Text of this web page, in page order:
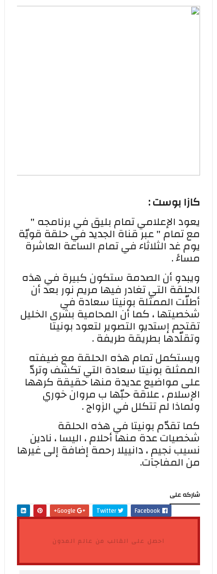
كازا بوست :
يعود الإعلامي تمام بليق في برنامجه "
مع تمام " عبر قناة الجديد في حلقة قويّة
يوم غد الثلاثاء في تمام الساعة العاشرة
مساءً .
ويبدو أن الصدمة ستكون كبيرة في هذه
الحلقة التي تغادر فيها مريم نور بعد أن
أطلّت الممثلة بونيتا سعادة في
شخصيتها ، كما أن المحامية بشرى الخليل
تقتحم إستديو التصوير لتعود بونيتا
وتقلّدها بطريقة طريفة .
ويستكمل تمام هذه الحلقة مع ضيفته
الممثلة بونيتا سعادة التي تكشف وتردّ
على مواضيع عديدة منها حقيقة كرهها
الإسلام ، علاقة حبّها ب مروان خوري
ولماذا لم تتكلل في الزواج .
كما تقدّم بونيتا في هذه الحلقة
شخصيات عدة منهاأحلام ، اليسا ، نادين
نسيب نجيم ، دانييلا رحمة إضافة إلى غيرها
من المفاجآت.
شاركه على
Facebook
Twitter
احصل على القالب من عالم المدون